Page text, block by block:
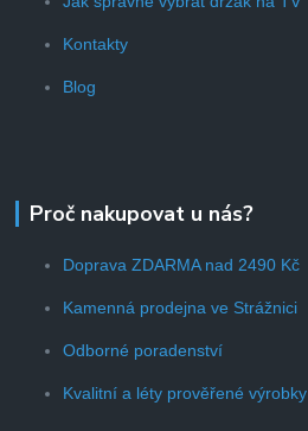
Kontakty
Blog
Proč nakupovat u nás?
Doprava ZDARMA nad 2490 Kč
Kamenná prodejna ve Strážnici
Odborné poradenství
Kvalitní a léty prověřené výrobky